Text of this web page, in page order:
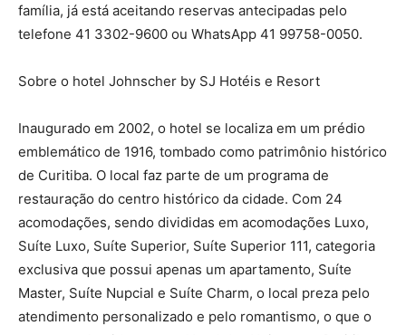
família, já está aceitando reservas antecipadas pelo
telefone 41 3302-9600 ou WhatsApp 41 99758-0050.
Sobre o hotel Johnscher by SJ Hotéis e Resort
Inaugurado em 2002, o hotel se localiza em um prédio
emblemático de 1916, tombado como patrimônio histórico
de Curitiba. O local faz parte de um programa de
restauração do centro histórico da cidade. Com 24
acomodações, sendo divididas em acomodações Luxo,
Suíte Luxo, Suíte Superior, Suíte Superior 111, categoria
exclusiva que possui apenas um apartamento, Suíte
Master, Suíte Nupcial e Suíte Charm, o local preza pelo
atendimento personalizado e pelo romantismo, o que o